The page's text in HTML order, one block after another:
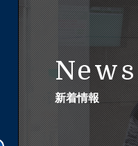
News
新着情報